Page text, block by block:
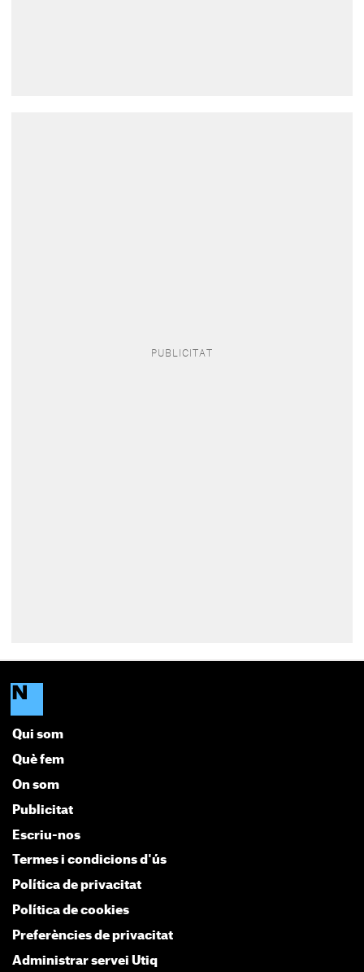
Qui som
Què fem
On som
Publicitat
Escriu-nos
Termes i condicions d'ús
Política de privacitat
Política de cookies
Preferències de privacitat
Administrar servei Utiq